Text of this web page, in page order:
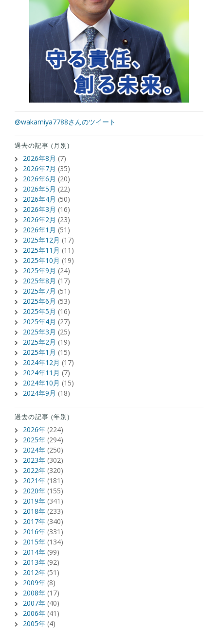
@wakamiya7788さんのツイート
過去の記事 (月別)
2026年8月 (7)
2026年7月 (35)
2026年6月 (20)
2026年5月 (22)
2026年4月 (50)
2026年3月 (16)
2026年2月 (23)
2026年1月 (51)
2025年12月 (17)
2025年11月 (11)
2025年10月 (19)
2025年9月 (24)
2025年8月 (17)
2025年7月 (51)
2025年6月 (53)
2025年5月 (16)
2025年4月 (27)
2025年3月 (25)
2025年2月 (19)
2025年1月 (15)
2024年12月 (17)
2024年11月 (7)
2024年10月 (15)
2024年9月 (18)
過去の記事 (年別)
2026年 (224)
2025年 (294)
2024年 (250)
2023年 (302)
2022年 (320)
2021年 (181)
2020年 (155)
2019年 (341)
2018年 (233)
2017年 (340)
2016年 (331)
2015年 (134)
2014年 (99)
2013年 (92)
2012年 (51)
2009年 (8)
2008年 (17)
2007年 (40)
2006年 (41)
2005年 (4)